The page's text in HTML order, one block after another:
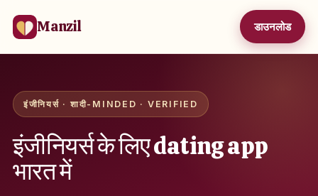
Manzil डाउनलोड
इंजीनियर्स · शादी-MINDED · VERIFIED
इंजीनियर्स के लिए dating app
भारत में